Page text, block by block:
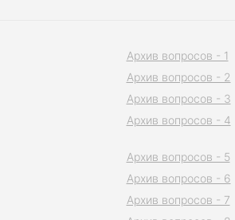
Архив вопросов - 1
Архив вопросов - 2
Архив вопросов - 3
Архив вопросов - 4
Архив вопросов - 5
Архив вопросов - 6
Архив вопросов - 7